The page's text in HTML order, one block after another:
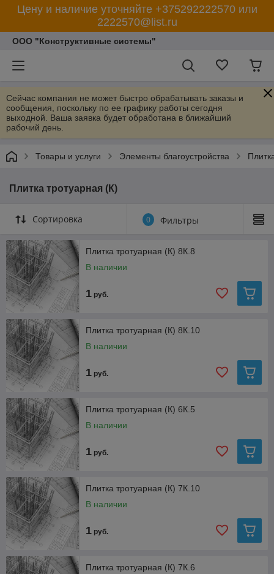
Цену и наличие уточняйте +375292222570 или
2222570@list.ru
ООО "Конструктивные системы"
Сейчас компания не может быстро обрабатывать заказы и
сообщения, поскольку по ее графику работы сегодня
выходной. Ваша заявка будет обработана в ближайший
рабочий день.
Товары и услуги Элементы благоустройства
Плитка тротуарная (К)
Сортировка 0 Фильтры
Плитка тротуарная (К) 8К.8
В наличии
1 руб.
Плитка тротуарная (К) 8К.10
В наличии
1 руб.
Плитка тротуарная (К) 6К.5
В наличии
1 руб.
Плитка тротуарная (К) 7К.10
В наличии
1 руб.
Плитка тротуарная (К) 7К.6